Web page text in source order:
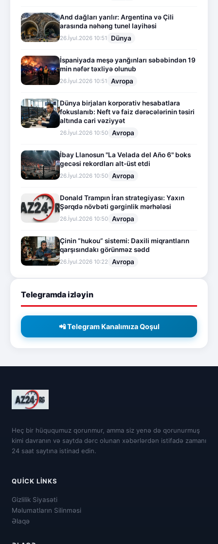
And dağları yarılır: Argentina və Çili
arasında nəhəng tunel layihəsi
26.İyul.2026 10:51 Dünya
İspaniyada meşə yanğınları səbəbindən 19
min nəfər təxliyə olunub
26.İyul.2026 10:51 Avropa
Dünya birjaları korporativ hesabatlara
fokuslanıb: Neft və faiz dərəcələrinin təsiri
altında cari vəziyyət
26.İyul.2026 10:50 Avropa
İbay Llanosun "La Velada del Año 6" boks
gecəsi rekordları alt-üst etdi
26.İyul.2026 10:50 Avropa
Donald Trampın İran strategiyası: Yaxın
Şərqdə növbəti gərginlik mərhələsi
26.İyul.2026 10:50 Avropa
Çinin “hukou” sistemi: Daxili miqrantların
qarşısındakı görünməz sədd
26.İyul.2026 10:22 Avropa
Telegramda izləyin
📲 Telegram Kanalımıza Qoşul
Heç bir hüququmuz qorunmur, amma siz yenə də qorunurmuş
kimi davranın və saytda dərc olunan xəbərlərdən istifadə zamanı
24 saat saytına istinad edin.
QUICK LINKS
Gizlilik Siyasəti
Məlumatların Silinməsi
Əlaqə